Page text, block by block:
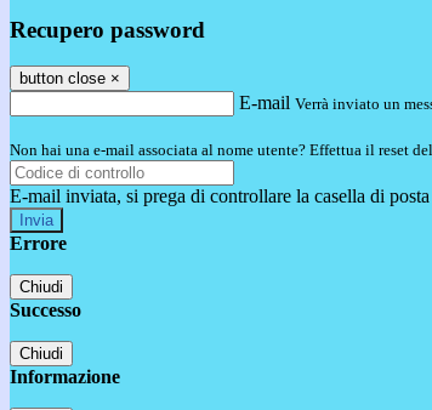
Recupero password
button close ×
E-mail Verrà inviato un
Non hai una e-mail associata al nome utente? Effettua il reset
E-mail inviata, si prega di controllare la casella di
Errore
Chiudi
Successo
Chiudi
Informazione